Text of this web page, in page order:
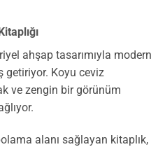
ahşap tasarımıyla modern
getiriyor. Koyu ceviz
ve zengin bir görünüm
alanı sağlayan kitaplık,